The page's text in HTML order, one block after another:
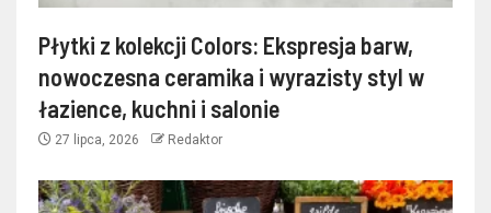
Płytki z kolekcji Colors: Ekspresja barw,
nowoczesna ceramika i wyrazisty styl w
łazience, kuchni i salonie
27 lipca, 2026 Redaktor